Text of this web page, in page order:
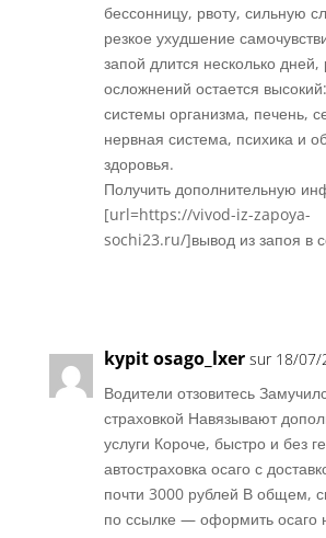
бессонницу, рвоту, сильную
резкое ухудшение
запой длится несколько дней,
осложнений остается
системы организма, печень,
нервная система, психика и
здоровья.
Получить дополнительную
[url=https://vivod-iz-zapoya-
sochi23.ru/]вывод из запоя в
kypit osago_lxer sur 18/07/
Водители отзовитесь
страховкой Навязывают
услуги Короче, быстро и без
автостраховка осаго с
почти 3000 рублей В общем,
по ссылке — оформить осаго